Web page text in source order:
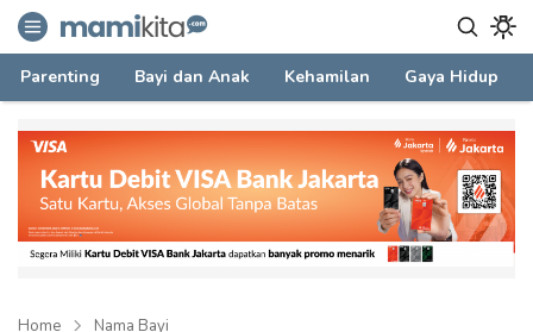
mamikita.com
Informasi Parenting untuk Mami Milenial
Parenting Bayi dan Anak Kehamilan Gaya Hidup
Home Nama Bayi